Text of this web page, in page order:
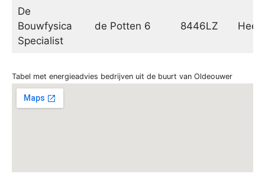
De
Bouwfysica
Specialist
de Potten 6 8446LZ
Tabel met energieadvies bedrijven uit de buurt van Oldeouwer